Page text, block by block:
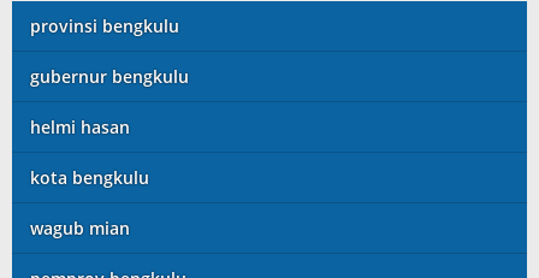
provinsi bengkulu
gubernur bengkulu
helmi hasan
kota bengkulu
wagub mian